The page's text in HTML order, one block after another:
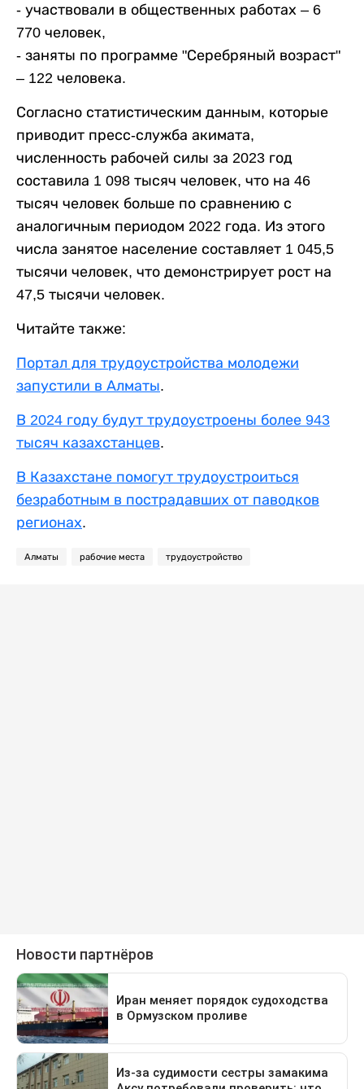
- участвовали в общественных работах – 6
770 человек,
- заняты по программе "Серебряный возраст"
– 122 человека.
Согласно статистическим данным, которые
приводит пресс-служба акимата,
численность рабочей силы за 2023 год
составила 1 098 тысяч человек, что на 46
тысяч человек больше по сравнению с
аналогичным периодом 2022 года. Из этого
числа занятое население составляет 1 045,5
тысячи человек, что демонстрирует рост на
47,5 тысячи человек.
Читайте также:
Портал для трудоустройства молодежи
запустили в Алматы.
В 2024 году будут трудоустроены более 943
тысяч казахстанцев.
В Казахстане помогут трудоустроиться
безработным в пострадавших от паводков
регионах.
Алматы рабочие места трудоустройство